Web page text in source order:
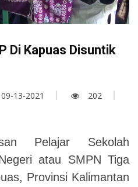
Di Kapuas Disuntik
09-13-2021
202
Pelajar Sekolah
atau SMPN Tiga
Provinsi Kalimantan